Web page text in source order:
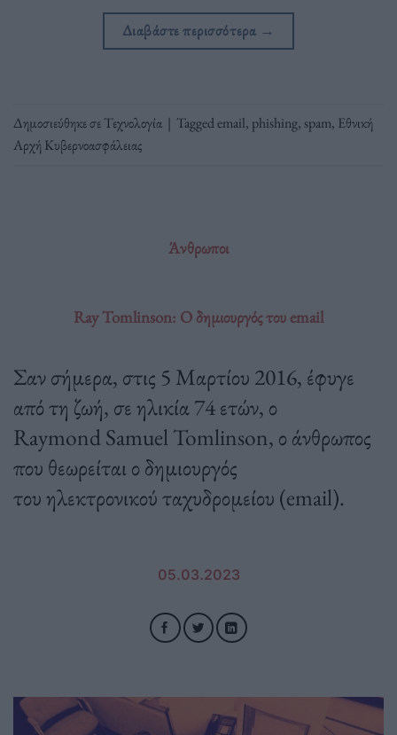
Διαβάστε περισσότερα →
Δημοσιεύθηκε σεΤεχνολογία | Taggedemail, phishing, spam, Εθνική
Αρχή Κυβερνοασφάλειας
Άνθρωποι
Ray Tomlinson: Ο δημιουργός του email
Σαν σήμερα, στις 5 Μαρτίου 2016, έφυγε
από τη ζωή, σε ηλικία 74 ετών, ο
Raymond Samuel Tomlinson, ο άνθρωπος
που θεωρείται ο δημιουργός
του ηλεκτρονικού ταχυδρομείου (email).
05.03.2023